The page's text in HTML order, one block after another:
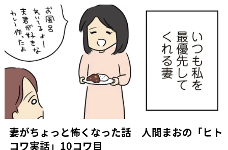
妻がちょっと怖くなった話 人間まおの「ヒト
コワ実話」10コワ目